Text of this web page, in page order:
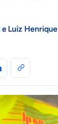
e Luiz